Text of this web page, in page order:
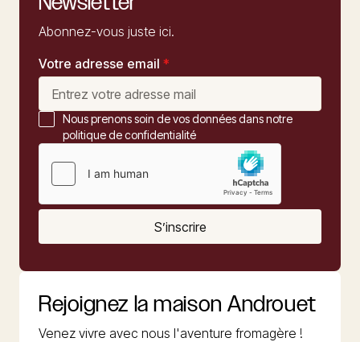
Abonnez-vous juste ici.
Votre adresse email *
Nous prenons soin de vos données dans notre
politique de confidentialité
S’inscrire
Rejoignez la maison Androuet
Venez vivre avec nous l'aventure fromagère !